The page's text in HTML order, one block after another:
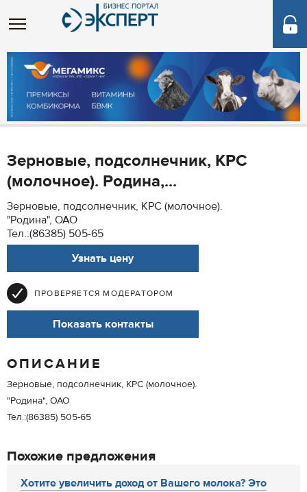
Зерновые, подсолнечник, КРС
(молочное). Родина,...
Зерновые, подсолнечник, КРС (молочное).
"Родина", ОАО
Тел.:(86385) 505-65
Узнать цену
ПРОВЕРЯЕТСЯ МОДЕРАТОРОМ
Показать контакты
ОПИСАНИЕ
Зерновые, подсолнечник, КРС (молочное).
"Родина", ОАО
Тел.:(86385) 505-65
Похожие предложения
Хотите увеличить доход от Вашего молока? Это